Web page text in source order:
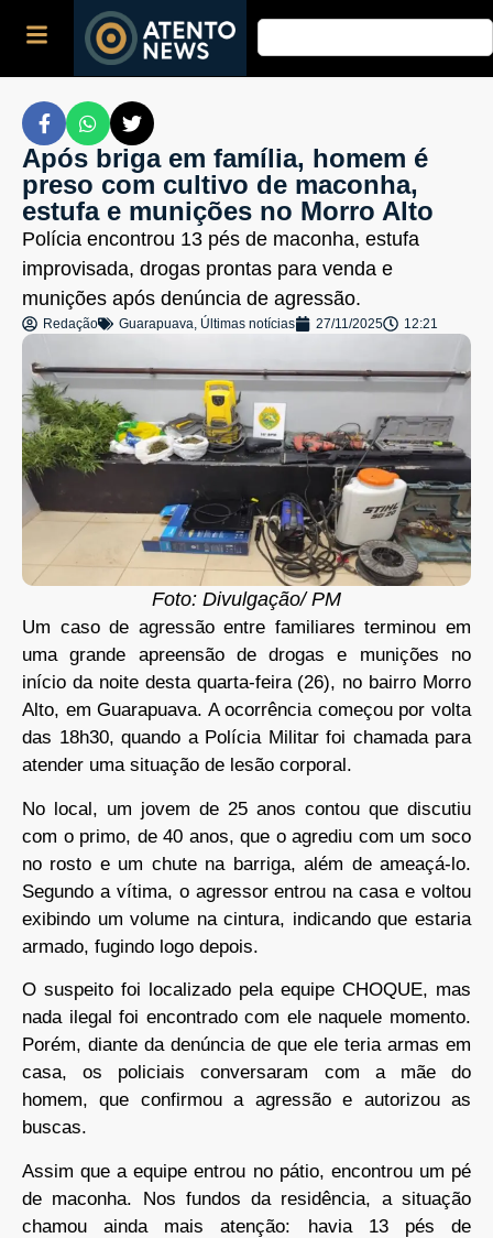
Após briga em família, homem é
preso com cultivo de maconha,
estufa e munições no Morro Alto
Polícia encontrou 13 pés de maconha, estufa
improvisada, drogas prontas para venda e
munições após denúncia de agressão.
Redação Guarapuava, Últimas notícias 27/11/2025 12:21
Foto: Divulgação/ PM
Um caso de agressão entre familiares terminou em
uma grande apreensão de drogas e munições no
início da noite desta quarta-feira (26), no bairro Morro
Alto, em Guarapuava. A ocorrência começou por volta
das 18h30, quando a Polícia Militar foi chamada para
atender uma situação de lesão corporal.
No local, um jovem de 25 anos contou que discutiu
com o primo, de 40 anos, que o agrediu com um soco
no rosto e um chute na barriga, além de ameaçá-lo.
Segundo a vítima, o agressor entrou na casa e voltou
exibindo um volume na cintura, indicando que estaria
armado, fugindo logo depois.
O suspeito foi localizado pela equipe CHOQUE, mas
nada ilegal foi encontrado com ele naquele momento.
Porém, diante da denúncia de que ele teria armas em
casa, os policiais conversaram com a mãe do
homem, que confirmou a agressão e autorizou as
buscas.
Assim que a equipe entrou no pátio, encontrou um pé
de maconha. Nos fundos da residência, a situação
chamou ainda mais atenção: havia 13 pés de